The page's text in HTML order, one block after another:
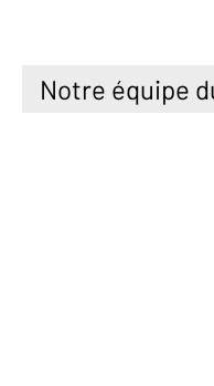
Notre équipe